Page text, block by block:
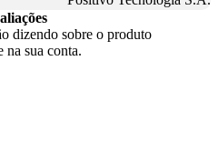
dizendo sobre o produto
na sua conta.